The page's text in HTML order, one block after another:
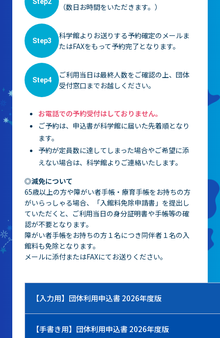
（数日お時間をいただきます。）
Step3
科学館よりお送りする予約確定のメールま
たはFAXをもって予約完了となります。
Step4
ご利用当日は最終人数をご確認の上、団体
受付窓口までお越しください。
お電話での予約受付はしておりません。
ご予約は、申込書が科学館に届いた先着順となり
ます。
予約が定員数に達してしまった場合やご希望に添
えない場合は、科学館よりご連絡いたします。
◎減免について
65歳以上の方や障がい者手帳・療育手帳をお持ちの方
がいらっしゃる場合、「入館料免除申請書」を提出し
ていただくと、ご利用当日の身分証明書や手帳等の確
認が不要となります。
障がい者手帳をお持ちの方１名につき同伴者１名の入
館料も免除となります。
メールに添付またはFAXにてお送りください。
【入力用】団体利用申込書 2026年度版
【手書き用】団体利用申込書 2026年度版